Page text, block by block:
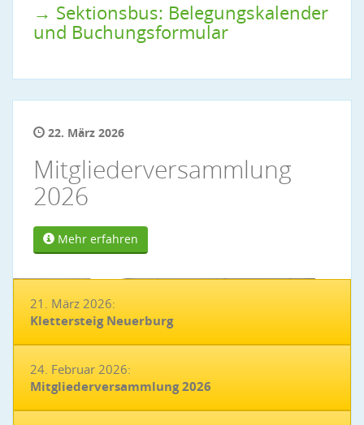
→ Sektionsbus: Belegungskalender
und Buchungsformular
22. März 2026
Mitgliederversammlung
2026
Mehr erfahren
21. März 2026:
Klettersteig Neuerburg
24. Februar 2026:
Mitgliederversammlung 2026